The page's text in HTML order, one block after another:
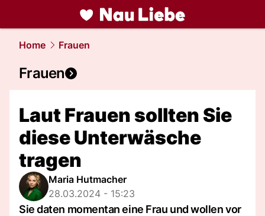
liebe.NAU.ch
Home Frauen
Frauen
Laut Frauen sollten Sie
diese Unterwäsche
tragen
Maria Hutmacher
28.03.2024 - 15:23
Sie daten momentan eine Frau und wollen vor